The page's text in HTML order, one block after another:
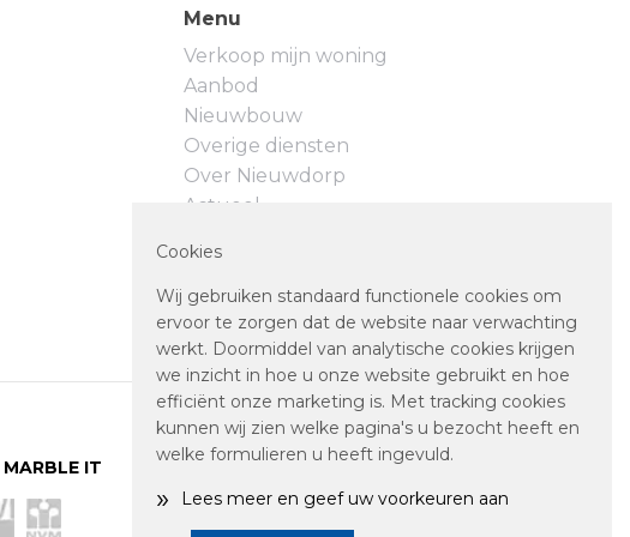
Menu
Verkoop mijn woning
Aanbod
Nieuwbouw
Overige diensten
Over Nieuwdorp
Actueel
Privacyverklaring
Cookievoorkeuren
MARBLE IT
Cookies
Wij gebruiken standaard functionele cookies om
ervoor te zorgen dat de website naar verwachting
werkt. Doormiddel van analytische cookies krijgen
we inzicht in hoe u onze website gebruikt en hoe
efficiënt onze marketing is. Met tracking cookies
kunnen wij zien welke pagina's u bezocht heeft en
welke formulieren u heeft ingevuld.
» Lees meer en geef uw voorkeuren aan